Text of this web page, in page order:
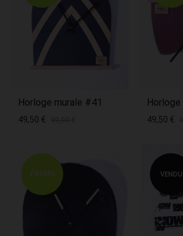
Horloge murale #41
49,50 € 49,50 €
PROMO VENDU